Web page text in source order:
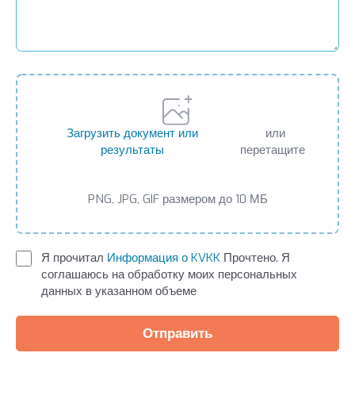
Загрузить документ или
результаты
или
перетащите
PNG, JPG, GIF размером до 10 МБ
Я прочитал Информация о KVKK Прочтено. Я
соглашаюсь на обработку моих персональных
данных в указанном объеме
Отправить